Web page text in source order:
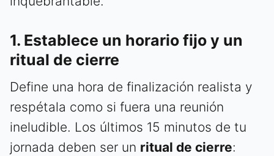
1. Establece un horario fijo y un
ritual de cierre
Define una hora de finalización realista y
respétala como si fuera una reunión
ineludible. Los últimos 15 minutos de tu
jornada deben ser un ritual de cierre: